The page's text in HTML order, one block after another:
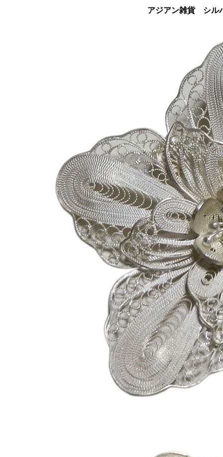
アジアン雑貨 シル